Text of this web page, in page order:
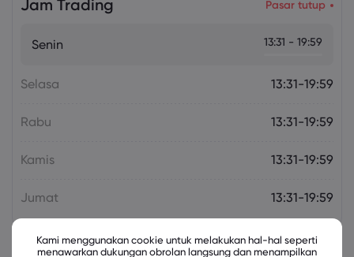
Jam Trading Pasar tutup
Senin 13:31 - 19:59
Selasa 13:31-19:59
Rabu 13:31-19:59
Kamis 13:31-19:59
Jumat 13:31-19:59
Kami menggunakan cookie untuk melakukan hal-hal seperti
menawarkan dukungan obrolan langsung dan menampilkan